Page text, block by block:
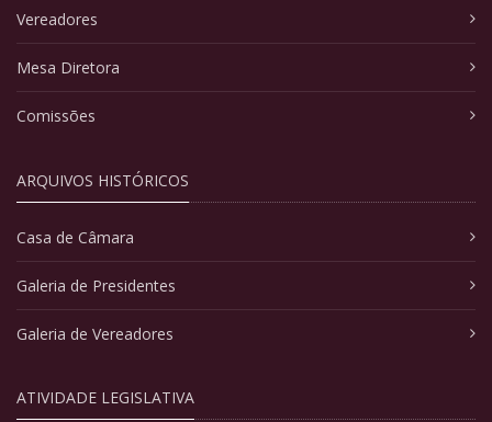
Vereadores
Mesa Diretora
Comissões
ARQUIVOS HISTÓRICOS
Casa de Câmara
Galeria de Presidentes
Galeria de Vereadores
ATIVIDADE LEGISLATIVA